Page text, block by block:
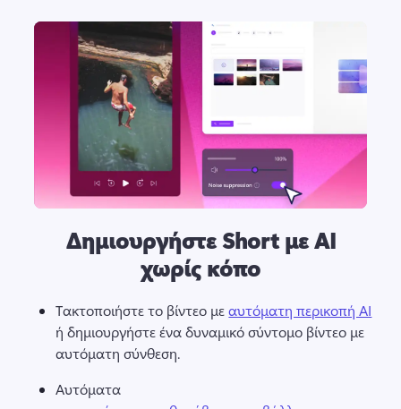
Δημιουργήστε Short με AI
χωρίς κόπο
Τακτοποιήστε το βίντεο με αυτόματη περικοπή AI
ή δημιουργήστε ένα δυναμικό σύντομο βίντεο με
αυτόματη σύνθεση.
Αυτόματα